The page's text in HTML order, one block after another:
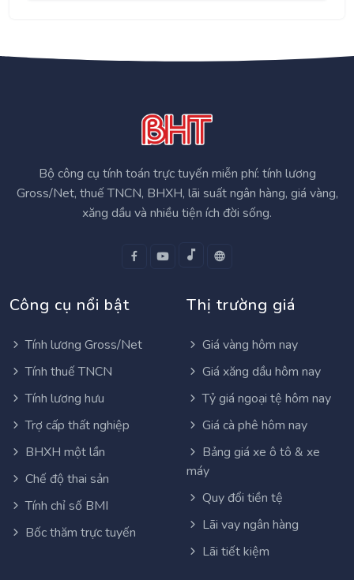
Bộ công cụ tính toán trực tuyến miễn phí: tính lương
Gross/Net, thuế TNCN, BHXH, lãi suất ngân hàng, giá vàng,
xăng dầu và nhiều tiện ích đời sống.
Công cụ nổi bật
Tính lương Gross/Net
Tính thuế TNCN
Tính lương hưu
Trợ cấp thất nghiệp
BHXH một lần
Chế độ thai sản
Tính chỉ số BMI
Bốc thăm trực tuyến
Thị trường giá
Giá vàng hôm nay
Giá xăng dầu hôm nay
Tỷ giá ngoại tệ hôm nay
Giá cà phê hôm nay
Bảng giá xe ô tô & xe
máy
Quy đổi tiền tệ
Lãi vay ngân hàng
Lãi tiết kiệm